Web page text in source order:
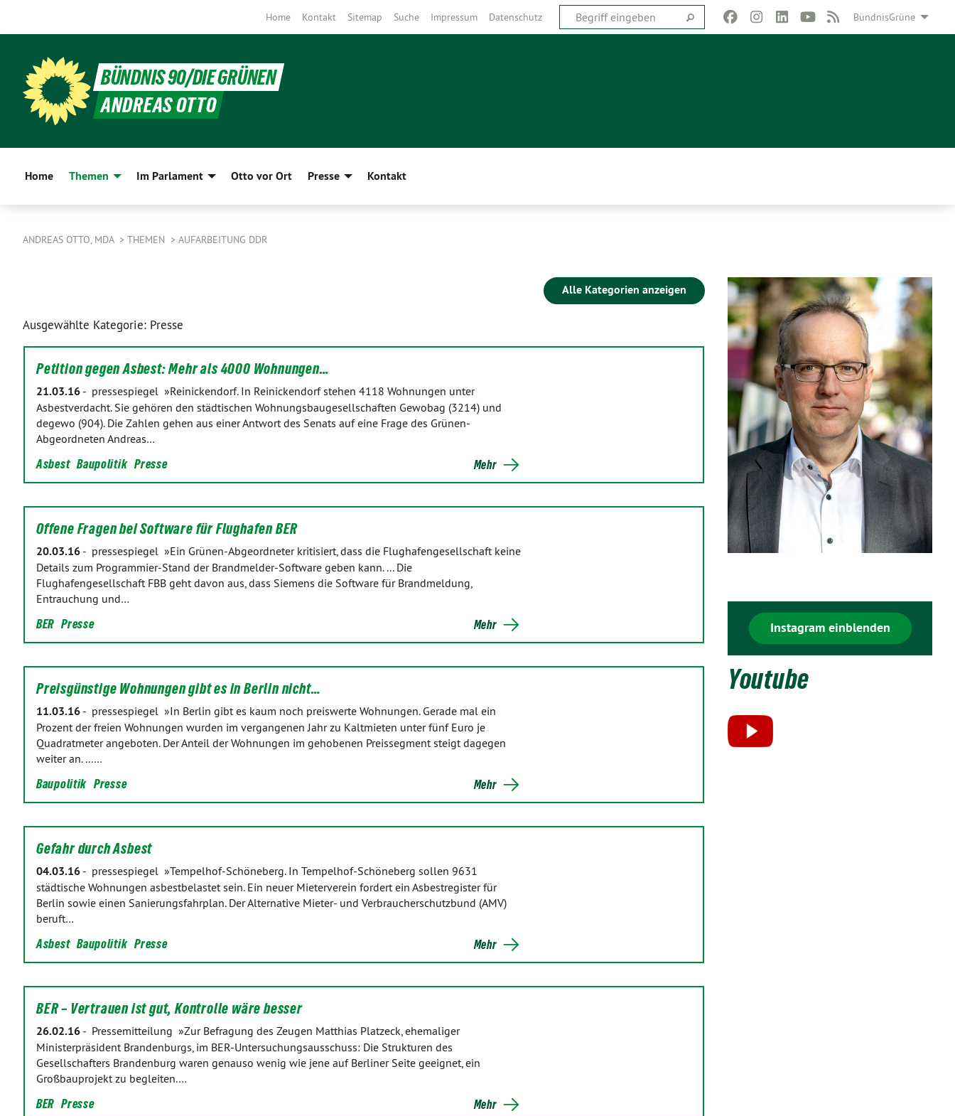
BündnisGrüne
Home Kontakt Sitemap Suche Impressum Datenschutz
BÜNDNIS 90/DIE GRÜNEN
ANDREAS OTTO
Home Themen Im Parlament Otto vor Ort Presse Kontakt
ANDREAS OTTO, MDA THEMEN AUFARBEITUNG DDR
Alle Kategorien anzeigen
Ausgewählte Kategorie: Presse
Petition gegen Asbest: Mehr als 4000 Wohnungen…
21.03.16 - pressespiegel »Reinickendorf. In Reinickendorf stehen 4118 Wohnungen unter
Asbestverdacht. Sie gehören den städtischen Wohnungsbaugesellschaften Gewobag (3214) und
degewo (904). Die Zahlen gehen aus einer Antwort des Senats auf eine Frage des Grünen-
Abgeordneten Andreas…
Asbest Baupolitik Presse Mehr
Offene Fragen bei Software für Flughafen BER
20.03.16 - pressespiegel »Ein Grünen-Abgeordneter kritisiert, dass die Flughafengesellschaft keine
Details zum Programmier-Stand der Brandmelder-Software geben kann. ... Die
Flughafengesellschaft FBB geht davon aus, dass Siemens die Software für Brandmeldung,
Entrauchung und…
BER Presse Mehr
Preisgünstige Wohnungen gibt es in Berlin nicht…
11.03.16 - pressespiegel »In Berlin gibt es kaum noch preiswerte Wohnungen. Gerade mal ein
Prozent der freien Wohnungen wurden im vergangenen Jahr zu Kaltmieten unter fünf Euro je
Quadratmeter angeboten. Der Anteil der Wohnungen im gehobenen Preissegment steigt dagegen
weiter an. ...…
Baupolitik Presse Mehr
Gefahr durch Asbest
04.03.16 - pressespiegel »Tempelhof-Schöneberg. In Tempelhof-Schöneberg sollen 9631
städtische Wohnungen asbestbelastet sein. Ein neuer Mieterverein fordert ein Asbestregister für
Berlin sowie einen Sanierungsfahrplan. Der Alternative Mieter- und Verbraucherschutzbund (AMV)
beruft…
Asbest Baupolitik Presse Mehr
BER – Vertrauen ist gut, Kontrolle wäre besser
26.02.16 - Pressemitteilung »Zur Befragung des Zeugen Matthias Platzeck, ehemaliger
Ministerpräsident Brandenburgs, im BER-Untersuchungsausschuss: Die Strukturen des
Gesellschafters Brandenburg waren genauso wenig wie jene auf Berliner Seite geeignet, ein
Großbauprojekt zu begleiten.…
BER Presse Mehr
Instagram einblenden
Youtube